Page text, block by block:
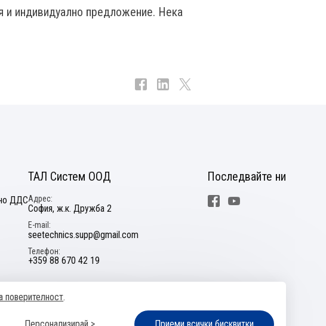
и индивидуално предложение. Нека
ДДС
ТАЛ Систем ООД
Адрес
София, ж.к. Дружба 2
E-mail
seetechnics.supp@gmail.com
Телефон
+359 88 670 42 19
Последвайте ни
Facebook
Управление на бисквитките Карта на сайта
поверителност.